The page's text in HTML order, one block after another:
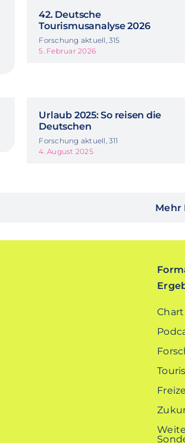
42. Deutsche
Tourismusanalyse 2026
Forschung aktuell, 315
5. Februar 2026
Urlaub 2025: So reisen die
Deutschen
Forschung aktuell, 311
4. August 2025
Mehr